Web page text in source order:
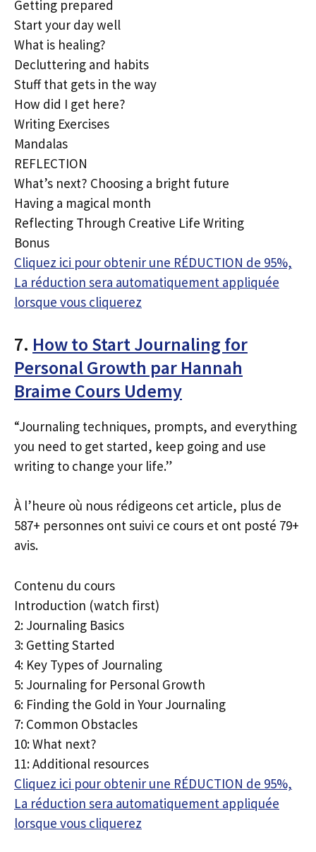
Getting prepared
Start your day well
What is healing?
Decluttering and habits
Stuff that gets in the way
How did I get here?
Writing Exercises
Mandalas
REFLECTION
What’s next? Choosing a bright future
Having a magical month
Reflecting Through Creative Life Writing
Bonus
Cliquez ici pour obtenir une RÉDUCTION de 95%,
La réduction sera automatiquement appliquée
lorsque vous cliquerez
7. How to Start Journaling for
Personal Growth par Hannah
Braime Cours Udemy
“Journaling techniques, prompts, and everything
you need to get started, keep going and use
writing to change your life.”
À l’heure où nous rédigeons cet article, plus de
587+ personnes ont suivi ce cours et ont posté 79+
avis.
Contenu du cours
Introduction (watch first)
2: Journaling Basics
3: Getting Started
4: Key Types of Journaling
5: Journaling for Personal Growth
6: Finding the Gold in Your Journaling
7: Common Obstacles
10: What next?
11: Additional resources
Cliquez ici pour obtenir une RÉDUCTION de 95%,
La réduction sera automatiquement appliquée
lorsque vous cliquerez